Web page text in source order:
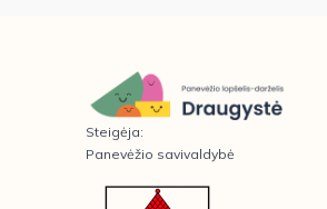
Steigėja:
Panevėžio savivaldybė